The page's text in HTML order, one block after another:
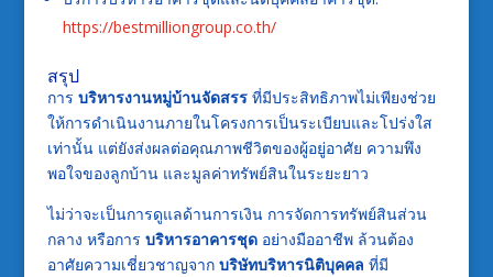
https://bestmilliongroup.co.th/
สรุป
การ บริหารงานหมู่บ้านจัดสรรที่มีประสิทธิภาพไม่เพียงช่วย
ให้การดำเนินงานภายในโครงการเป็นระเบียบและโปร่งใส
เท่านั้น แต่ยังส่งผลต่อคุณภาพชีวิตของผู้อยู่อาศัย ความพึง
พอใจของลูกบ้าน และมูลค่าทรัพย์สินในระยะยาว
ไม่ว่าจะเป็นการดูแลด้านการเงิน การจัดการทรัพย์สินส่วน
กลาง หรือการ บริหารอาคารชุดอย่างมืออาชีพ ล้วนต้อง
อาศัยความเชี่ยวชาญจาก บริษัทบริหารนิติบุคคล ที่มี